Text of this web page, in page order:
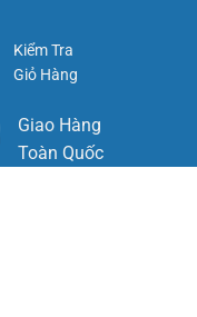
Kiểm Tra
Giỏ Hàng
Giao Hàng
Toàn Quốc